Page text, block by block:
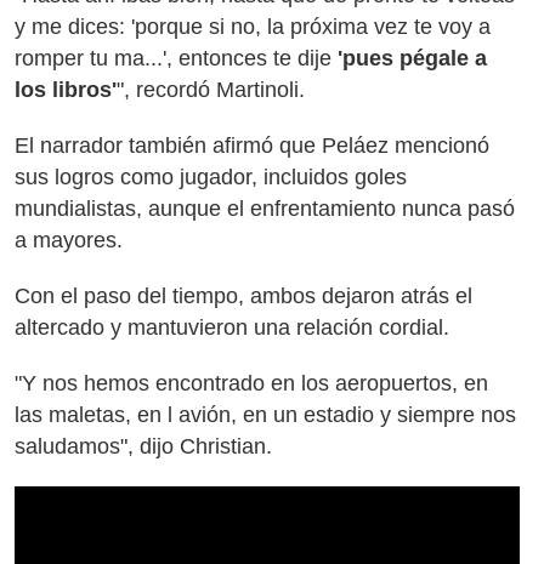
y me dices: 'porque si no, la próxima vez te voy a
romper tu ma...', entonces te dije 'pues pégale a
los libros'", recordó Martinoli.
El narrador también afirmó que Peláez mencionó
sus logros como jugador, incluidos goles
mundialistas, aunque el enfrentamiento nunca pasó
a mayores.
Con el paso del tiempo, ambos dejaron atrás el
altercado y mantuvieron una relación cordial.
"Y nos hemos encontrado en los aeropuertos, en
las maletas, en l avión, en un estadio y siempre nos
saludamos", dijo Christian.